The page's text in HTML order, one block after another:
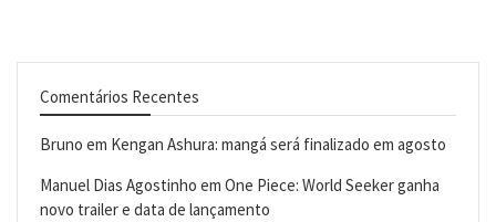
Comentários Recentes
Bruno em Kengan Ashura: mangá será finalizado em agosto
Manuel Dias Agostinho em One Piece: World Seeker ganha
novo trailer e data de lançamento